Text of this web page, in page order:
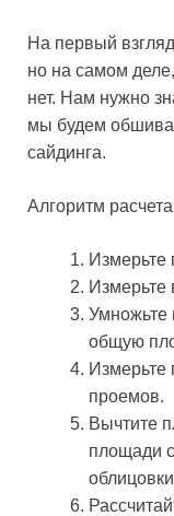
На первый
но на самом
нет. Нам нужно
мы будем
сайдинга.
Алгоритм
Измерьте
Измерьте
Умножьте
общую
проемов.
Вычтите
площади